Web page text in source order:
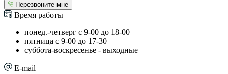
Перезвоните мне
Время работы
понед.-четверг с 9-00 до 18-00
пятница с 9-00 до 17-30
cуббота-воскресенье - выходные
E-mail